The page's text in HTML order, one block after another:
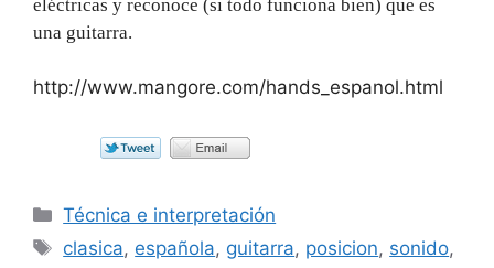
eléctricas y reconoce (si todo funciona bien) que es
una guitarra.
http://www.mangore.com/hands_espanol.html
Categorías
Técnica e interpretación
Etiquetas
clasica, española, guitarra, posicion, sonido,